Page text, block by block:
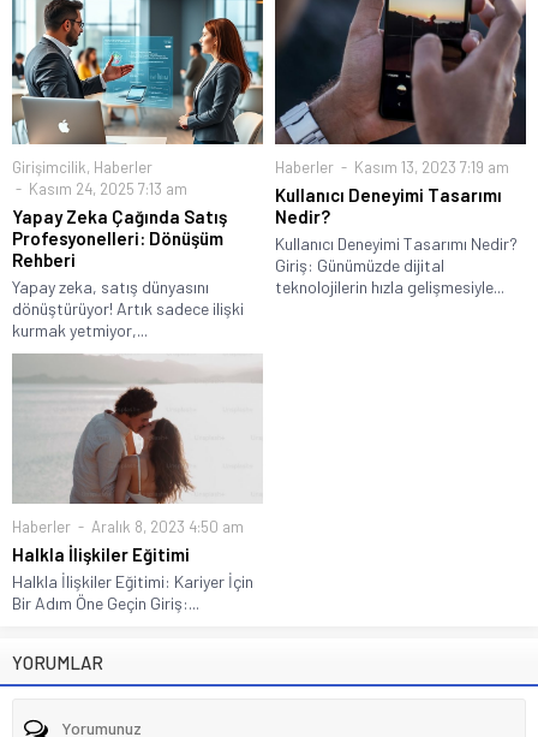
Girişimcilik, Haberler
Kasım 24, 2025 7:13 am
Yapay Zeka Çağında Satış
Profesyonelleri: Dönüşüm
Rehberi
Yapay zeka, satış dünyasını
dönüştürüyor! Artık sadece ilişki
kurmak yetmiyor,...
Haberler Kasım 13, 2023 7:19 am
Kullanıcı Deneyimi Tasarımı
Nedir?
Kullanıcı Deneyimi Tasarımı Nedir?
Giriş: Günümüzde dijital
teknolojilerin hızla gelişmesiyle...
Haberler Aralık 8, 2023 4:50 am
Halkla İlişkiler Eğitimi
Halkla İlişkiler Eğitimi: Kariyer İçin
Bir Adım Öne Geçin Giriş:...
YORUMLAR